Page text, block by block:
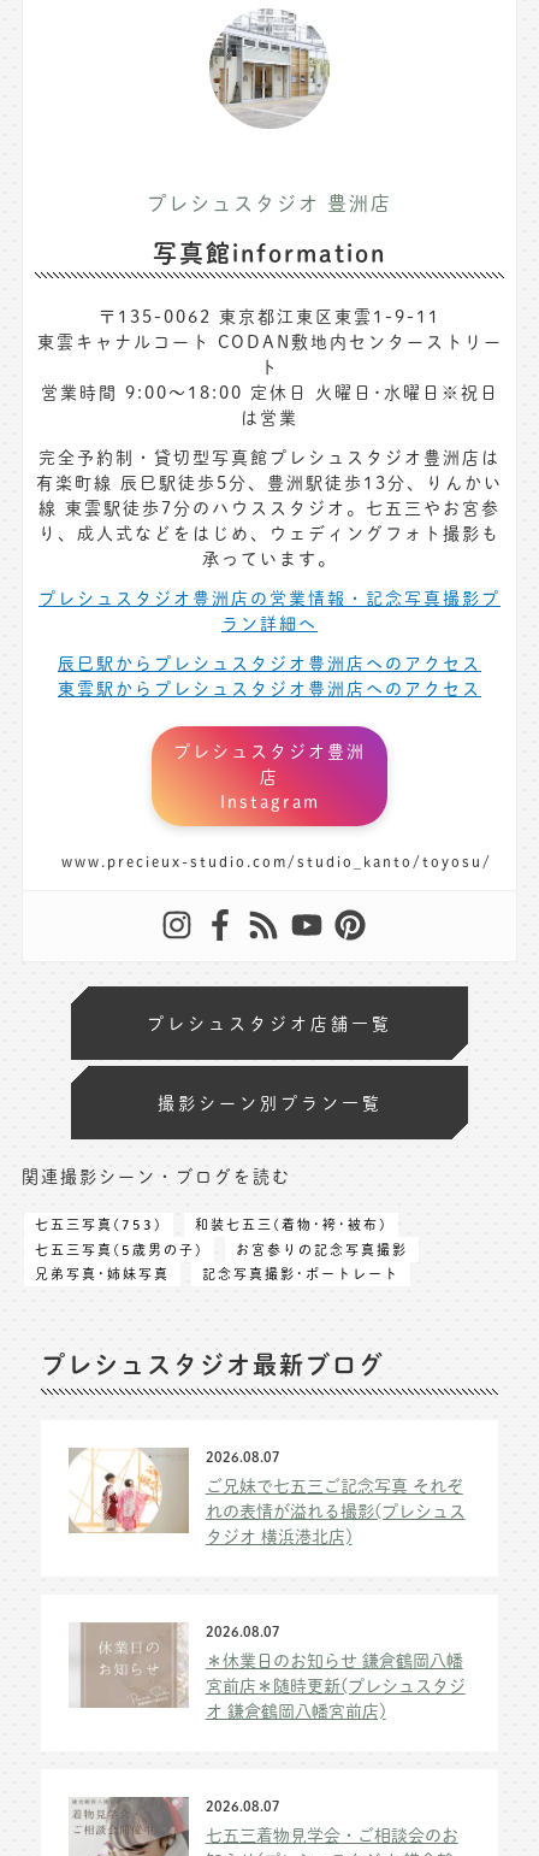
プレシュスタジオ 豊洲店
写真館information
〒135-0062 東京都江東区東雲1-9-11
東雲キャナルコート CODAN敷地内センターストリー
ト
営業時間 9:00〜18:00 定休日 火曜日･水曜日※祝日
は営業
完全予約制・貸切型写真館プレシュスタジオ豊洲店は
有楽町線 辰巳駅徒歩5分、豊洲駅徒歩13分、りんかい
線 東雲駅徒歩7分のハウススタジオ。七五三やお宮参
り、成人式などをはじめ、ウェディングフォト撮影も
承っています。
プレシュスタジオ豊洲店の営業情報・記念写真撮影プ
ラン詳細へ
辰巳駅からプレシュスタジオ豊洲店へのアクセス
東雲駅からプレシュスタジオ豊洲店へのアクセス
プレシュスタジオ豊洲
店
Instagram
www.precieux-studio.com/studio_kanto/toyosu/
プレシュスタジオ店舗一覧
撮影シーン別プラン一覧
関連撮影シーン・ブログを読む
七五三写真(753)
和装七五三(着物･袴･被布)
七五三写真(5歳男の子)
お宮参りの記念写真撮影
兄弟写真･姉妹写真
記念写真撮影･ポートレート
プレシュスタジオ最新ブログ
2026.08.07
ご兄妹で七五三ご記念写真 それぞ
れの表情が溢れる撮影(プレシュス
タジオ 横浜港北店)
2026.08.07
＊休業日のお知らせ 鎌倉鶴岡八幡
宮前店＊随時更新(プレシュスタジ
オ 鎌倉鶴岡八幡宮前店)
2026.08.07
七五三着物見学会・ご相談会のお